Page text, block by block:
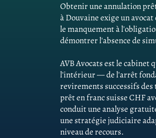
Obtenir une annulation
à Douvaine exige un
le manquement à
démontrer l'absence de
AVB Avocats est le
l'intérieur — de l'arrêt
revirements successifs
prêt en franc suisse CHF
conduit une analyse
une stratégie judiciaire
niveau de recours.